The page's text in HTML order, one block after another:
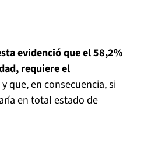
evidenció que el 58,2%
requiere el
que, en consecuencia, si
en total estado de